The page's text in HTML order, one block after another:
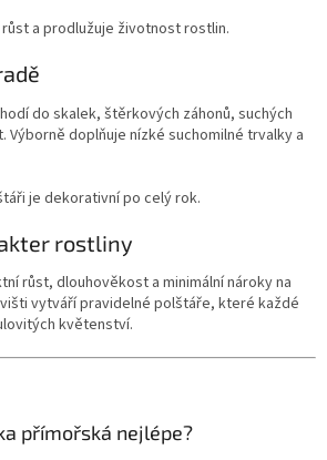
a prodlužuje životnost rostlin.
do skalek, štěrkových záhonů, suchých
Výborně doplňuje nízké suchomilné trvalky a
je dekorativní po celý rok.
rostliny
růst, dlouhověkost a minimální nároky na
vytváří pravidelné polštáře, které každé
květenství.
přímořská nejlépe?